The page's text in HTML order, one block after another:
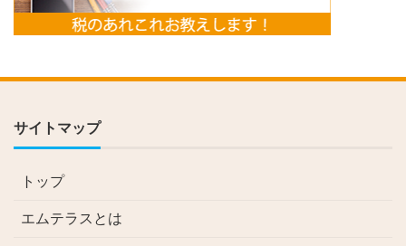
サイトマップ
トップ
エムテラスとは